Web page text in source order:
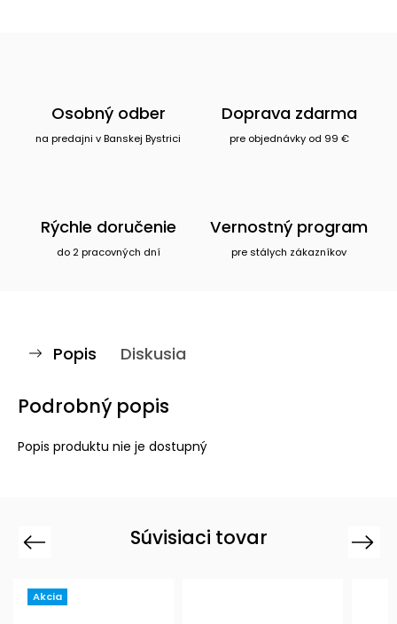
Osobný odber
na predajni v Banskej Bystrici
Doprava zdarma
pre objednávky od 99 €
Rýchle doručenie
do 2 pracovných dní
Vernostný program
pre stálych zákazníkov
Popis Diskusia
Podrobný popis
Popis produktu nie je dostupný
Súvisiaci tovar
Previous
Akcia
Next